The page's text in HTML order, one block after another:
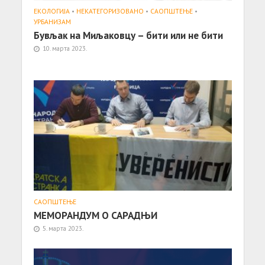
ЕКОЛОГИЈА • НЕКАТЕГОРИЗОВАНО • САОПШТЕЊE •
УРБАНИЗАМ
Бувљак на Миљаковцу – бити или не бити
10. марта 2023.
САОПШТЕЊE
МЕМОРАНДУМ О САРАДЊИ
5. марта 2023.